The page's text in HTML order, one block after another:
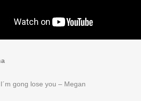
gong lose you – Megan